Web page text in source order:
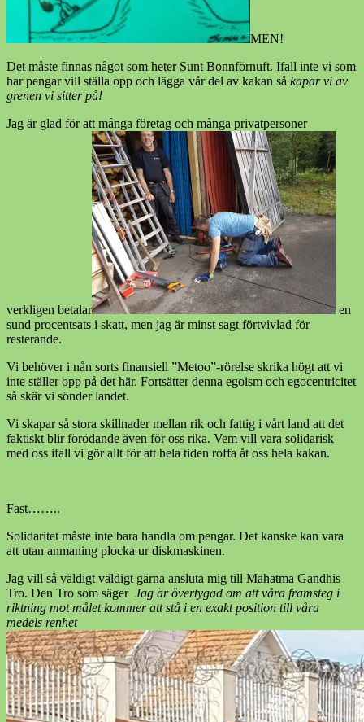
MEN!
Det måste finnas något som heter Sunt Bonnförnuft. Ifall inte vi som
har pengar vill ställa opp och lägga vår del av kakan så kapar vi av
grenen vi sitter på!
Jag är glad för att många företag och många privatpersoner
verkligen betalar
en
sund procentsats i skatt, men jag är minst sagt förtvivlad för
resterande.
Vi behöver i nån sorts finansiell ”Metoo”-rörelse skrika högt att vi
inte ställer opp på det här. Fortsätter denna egoism och egocentricitet
så skär vi sönder landet.
Vi skapar så stora skillnader mellan rik och fattig i vårt land att det
faktiskt blir förödande även för oss rika. Vem vill vara solidarisk
med oss ifall vi gör allt för att hela tiden roffa åt oss hela kakan.
Fast……..
Solidaritet måste inte bara handla om pengar. Det kanske kan vara
att utan anmaning plocka ur diskmaskinen.
Jag vill så väldigt väldigt gärna ansluta mig till Mahatma Gandhis
Tro. Den Tro som säger Jag är övertygad om att våra framsteg i
riktning mot målet kommer att stå i en exakt position till våra
medels renhet